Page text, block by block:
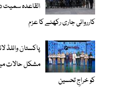
القاعدہ سمیت
کارروائی جاری رکھنے کا عزم
مشکل حالات
کو خراجِ تحسین